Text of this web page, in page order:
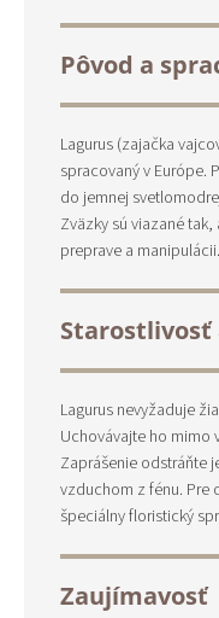
Pôvod a
Lagurus (zajačka
spracovaný v Európe.
do jemnej
Zväzky sú viazané
preprave a manipulácii.
Starostlivosť
Lagurus nevyžaduje
Uchovávajte ho mimo
Zaprášenie odstráňte
vzduchom z fénu. Pre
špeciálny floristický
Zaujímavosť